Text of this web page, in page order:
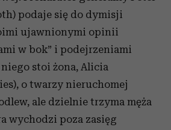
podaje się do dymisji
ujawnionymi opinii
w bok” i podejrzeniami
stoi żona, Alicia
o twarzy nieruchomej
ale dzielnie trzyma męża
wychodzi poza zasięg